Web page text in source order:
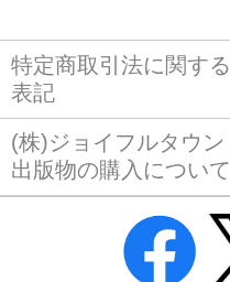
特定商取引法に関する
表記
(株)ジョイフルタウン
出版物の購入について